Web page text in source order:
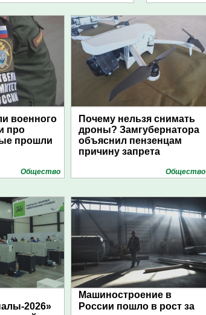
военного
про
прошли
Общество
Почему нельзя снимать
дроны? Замгубернатора
объяснил пензенцам
причину запрета
Общество
2026»
Машиностроение в
России пошло в рост за